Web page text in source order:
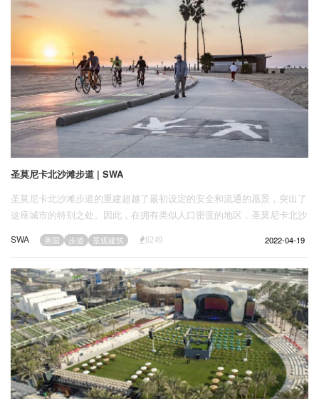
关于投稿
广告投放
关于我们
联系我们
圣莫尼卡北沙滩步道 | SWA
圣莫尼卡北沙滩步道的重建超越了最初设定的安全和流通的愿景，突出了
这座城市的特别之处。因此，在拥有类似人口密度的地区，圣莫尼卡北沙
滩步道可以作为进一步干预措施的范例。
SWA 美国 步道 景观建筑 6249 2022-04-19